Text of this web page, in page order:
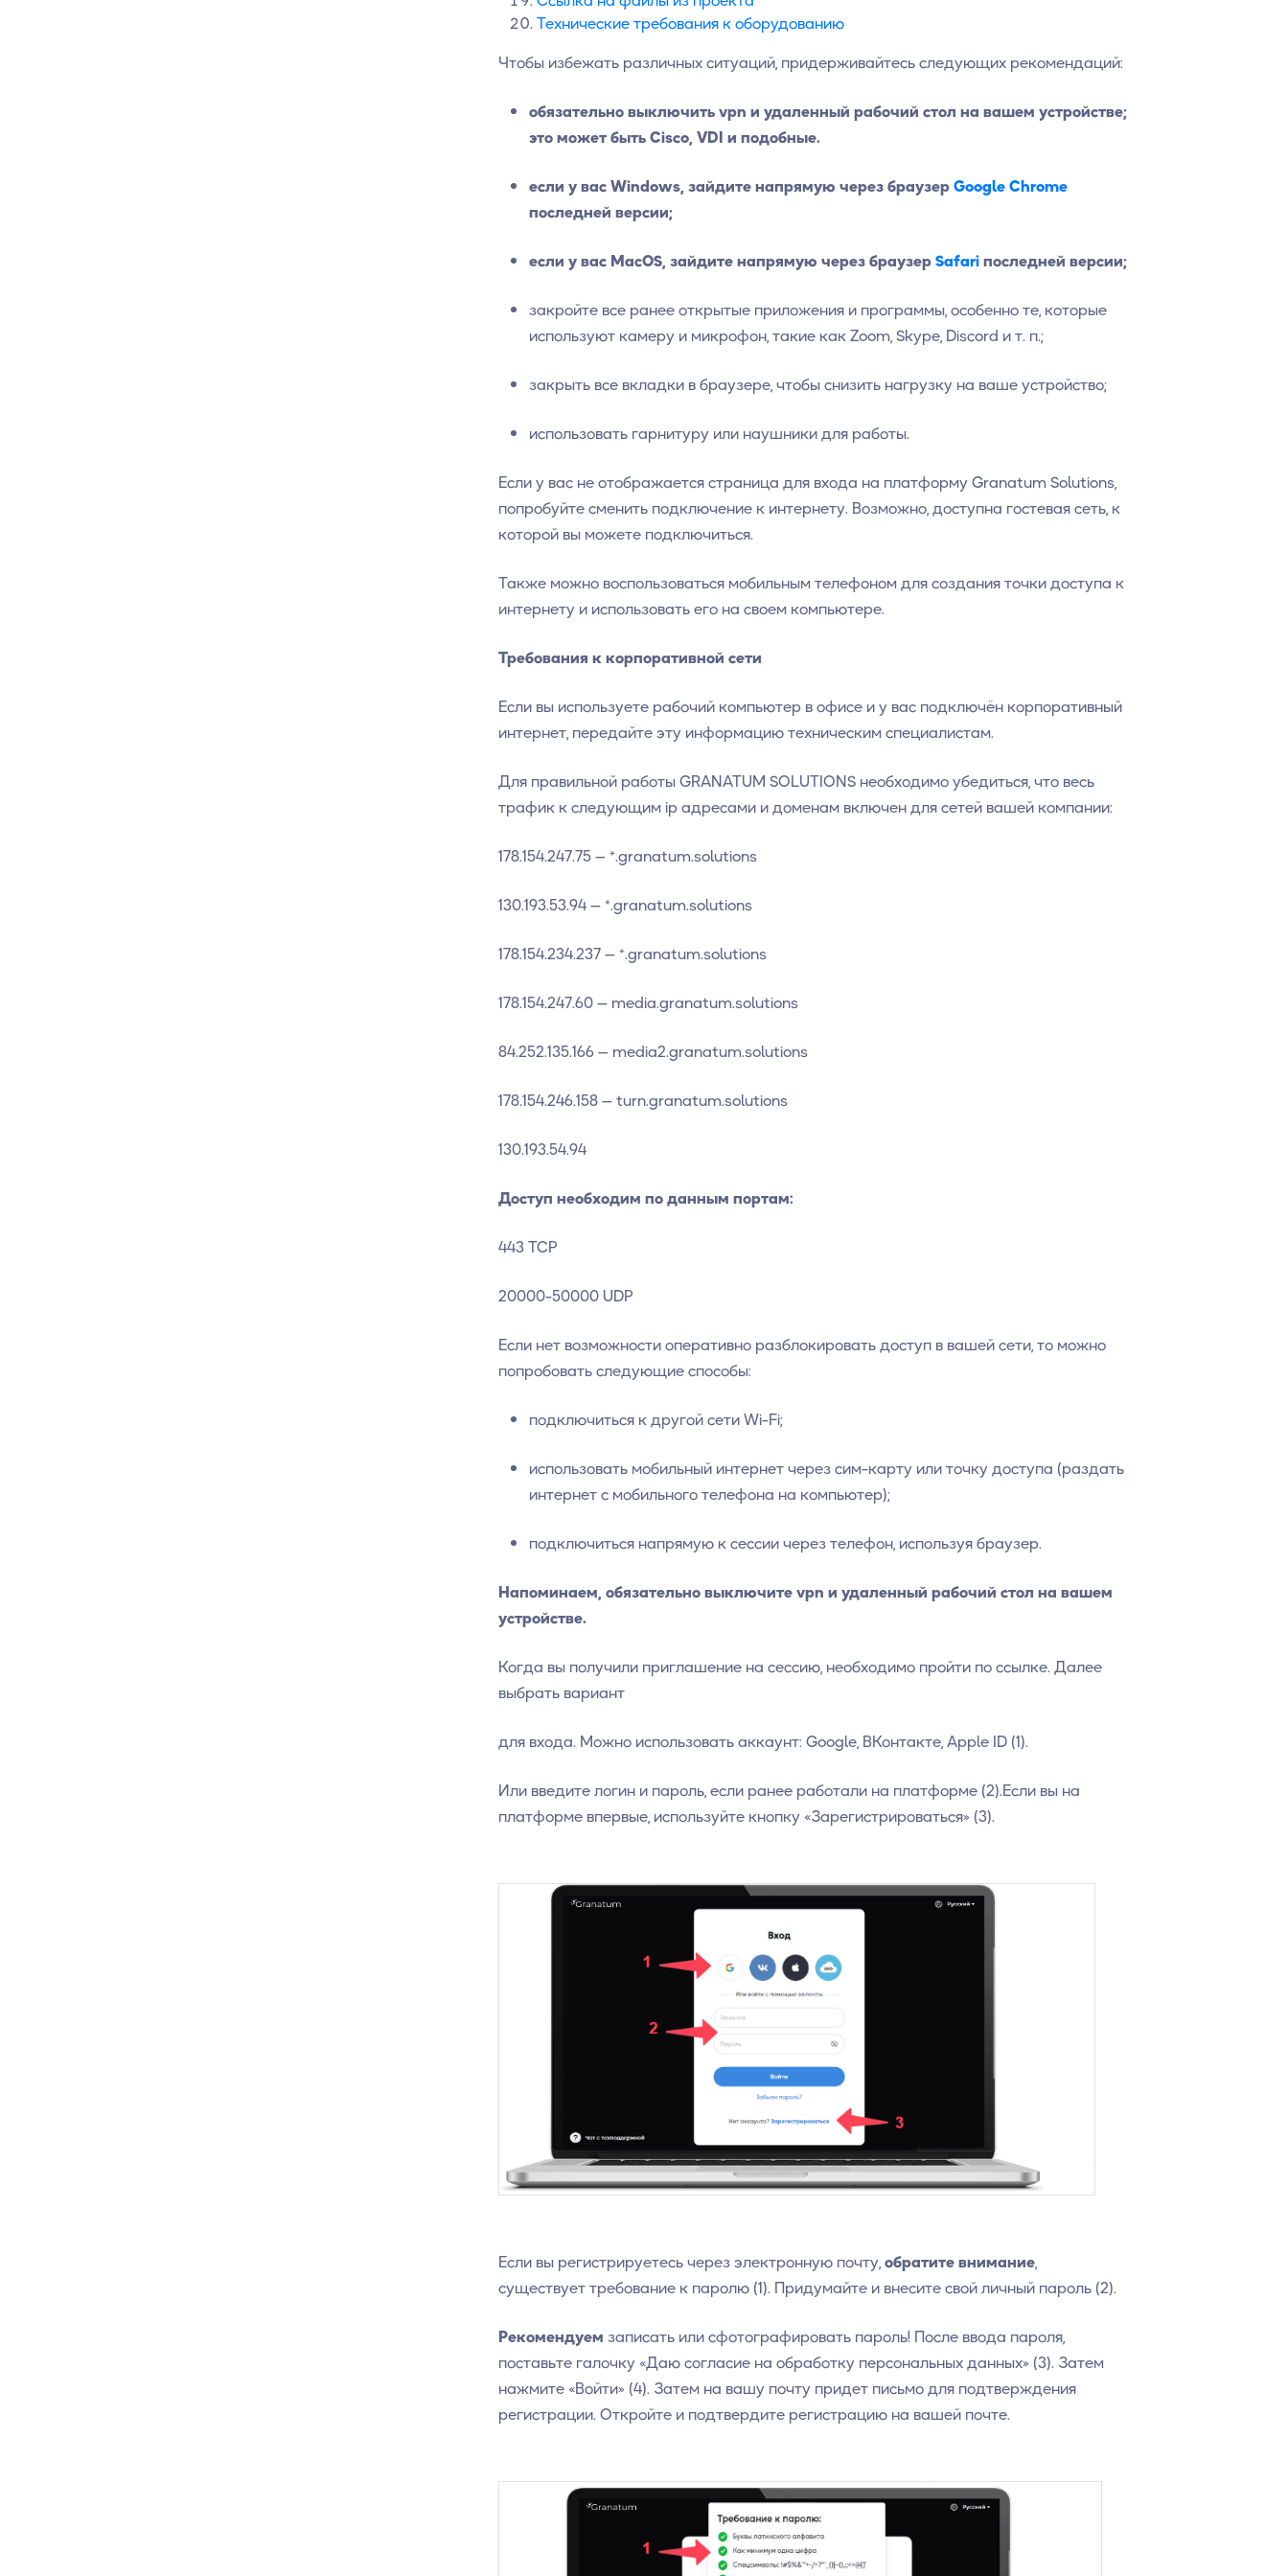
Технические требования к оборудованию
Чтобы избежать различных ситуаций, придерживайтесь следующих рекомендаций:
обязательно выключить vpn и удаленный рабочий стол на вашем устройстве;
это может быть Cisco, VDI и подобные.
если у вас Windows, зайдите напрямую через браузерGoogle Chrome
последней версии;
если у вас MacOS, зайдите напрямую через браузерSafariпоследней версии;
закройте все ранее открытые приложения и программы, особенно те, которые
используют камеру и микрофон, такие как Zoom, Skype, Discord и т. п.;
закрыть все вкладки в браузере, чтобы снизить нагрузку на ваше устройство;
использовать гарнитуру или наушники для работы.
Если у вас не отображается страница для входа на платформу Granatum Solutions,
попробуйте сменить подключение к интернету. Возможно, доступна гостевая сеть, к
которой вы можете подключиться.
Также можно воспользоваться мобильным телефоном для создания точки доступа к
интернету и использовать его на своем компьютере.
Требования к корпоративной сети
Если вы используете рабочий компьютер в офисе и у вас подключён корпоративный
интернет, передайте эту информацию техническим специалистам.
Для правильной работы GRANATUM SOLUTIONS необходимо убедиться, что весь
трафик к следующим ip адресами и доменам включен для сетей вашей компании:
178.154.247.75 — *.granatum.solutions
130.193.53.94 — *.granatum.solutions
178.154.234.237 — *.granatum.solutions
178.154.247.60 — media.granatum.solutions
84.252.135.166 — media2.granatum.solutions
178.154.246.158 — turn.granatum.solutions
130.193.54.94
Доступ необходим по данным портам:
443 TCP
20000-50000 UDP
Если нет возможности оперативно разблокировать доступ в вашей сети, то можно
попробовать следующие способы:
подключиться к другой сети Wi-Fi;
использовать мобильный интернет через сим-карту или точку доступа (раздать
интернет с мобильного телефона на компьютер);
подключиться напрямую к сессии через телефон, используя браузер.
Напоминаем, обязательно выключите vpn и удаленный рабочий стол на вашем
устройстве.
Когда вы получили приглашение на сессию, необходимо пройти по ссылке. Далее
выбрать вариант
для входа. Можно использовать аккаунт: Google, ВКонтакте, Apple ID (1).
Или введите логин и пароль, если ранее работали на платформе (2).Если вы на
платформе впервые, используйте кнопку «Зарегистрироваться» (3).
Если вы регистрируетесь через электронную почту,обратите внимание,
существует требование к паролю (1). Придумайте и внесите свой личный пароль (2).
Рекомендуемзаписать или сфотографировать пароль! После ввода пароля,
поставьте галочку «Даю согласие на обработку персональных данных» (3). Затем
нажмите «Войти» (4). Затем на вашу почту придет письмо для подтверждения
регистрации. Откройте и подтвердите регистрацию на вашей почте.